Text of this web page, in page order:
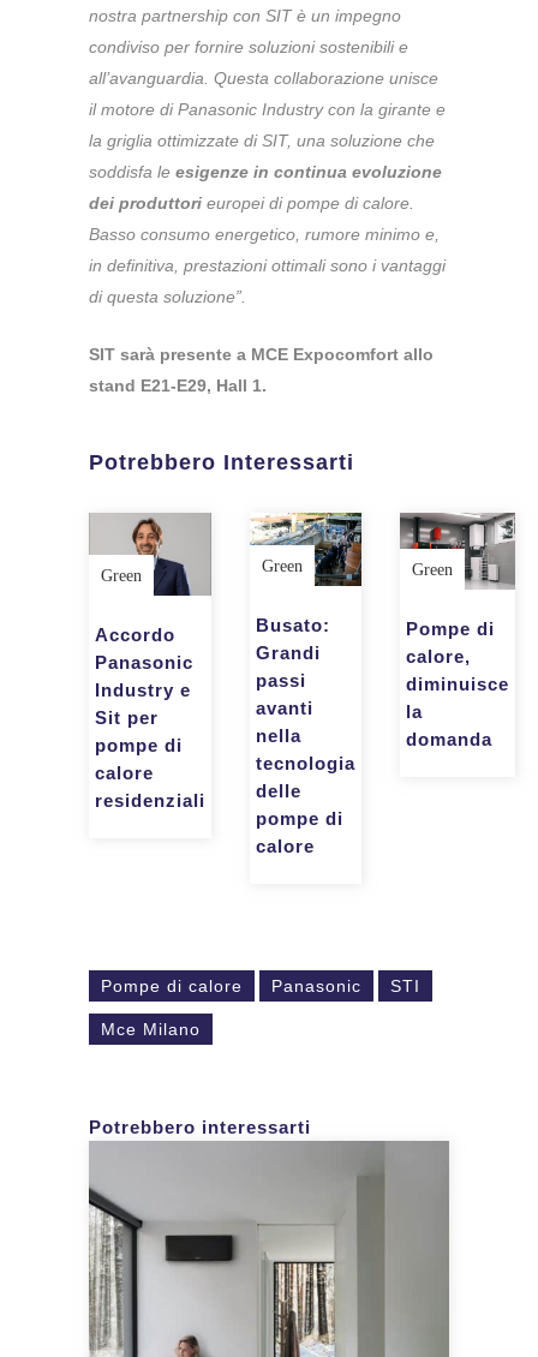
nostra partnership con SIT è un impegno
condiviso per fornire soluzioni sostenibili e
all’avanguardia. Questa collaborazione unisce
il motore di Panasonic Industry con la girante e
la griglia ottimizzate di SIT, una soluzione che
soddisfa le esigenze in continua evoluzione
dei produttori europei di pompe di calore.
Basso consumo energetico, rumore minimo e,
in definitiva, prestazioni ottimali sono i vantaggi
di questa soluzione”.
SIT sarà presente a MCE Expocomfort allo
stand E21-E29, Hall 1.
Potrebbero Interessarti
Green
Accordo
Panasonic
Industry e
Sit per
pompe di
calore
residenziali
Green
Busato:
Grandi
passi
avanti
nella
tecnologia
delle
pompe di
calore
Green
Pompe di
calore,
diminuisce
la
domanda
Pompe di calore Panasonic STI
Mce Milano
Potrebbero interessarti